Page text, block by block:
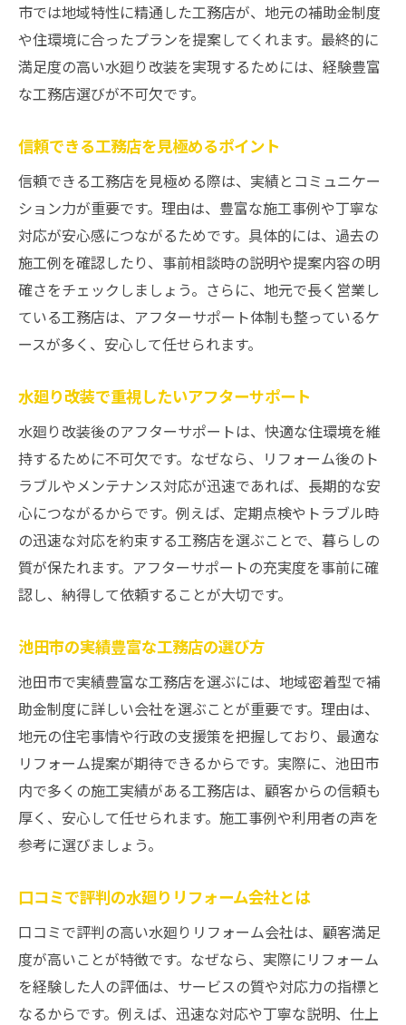
市では地域特性に精通した工務店が、地元の補助金制度
や住環境に合ったプランを提案してくれます。最終的に
満足度の高い水廻り改装を実現するためには、経験豊富
な工務店選びが不可欠です。
信頼できる工務店を見極めるポイント
信頼できる工務店を見極める際は、実績とコミュニケー
ション力が重要です。理由は、豊富な施工事例や丁寧な
対応が安心感につながるためです。具体的には、過去の
施工例を確認したり、事前相談時の説明や提案内容の明
確さをチェックしましょう。さらに、地元で長く営業し
ている工務店は、アフターサポート体制も整っているケ
ースが多く、安心して任せられます。
水廻り改装で重視したいアフターサポート
水廻り改装後のアフターサポートは、快適な住環境を維
持するために不可欠です。なぜなら、リフォーム後のト
ラブルやメンテナンス対応が迅速であれば、長期的な安
心につながるからです。例えば、定期点検やトラブル時
の迅速な対応を約束する工務店を選ぶことで、暮らしの
質が保たれます。アフターサポートの充実度を事前に確
認し、納得して依頼することが大切です。
池田市の実績豊富な工務店の選び方
池田市で実績豊富な工務店を選ぶには、地域密着型で補
助金制度に詳しい会社を選ぶことが重要です。理由は、
地元の住宅事情や行政の支援策を把握しており、最適な
リフォーム提案が期待できるからです。実際に、池田市
内で多くの施工実績がある工務店は、顧客からの信頼も
厚く、安心して任せられます。施工事例や利用者の声を
参考に選びましょう。
口コミで評判の水廻りリフォーム会社とは
口コミで評判の高い水廻りリフォーム会社は、顧客満足
度が高いことが特徴です。なぜなら、実際にリフォーム
を経験した人の評価は、サービスの質や対応力の指標と
なるからです。例えば、迅速な対応や丁寧な説明、仕上